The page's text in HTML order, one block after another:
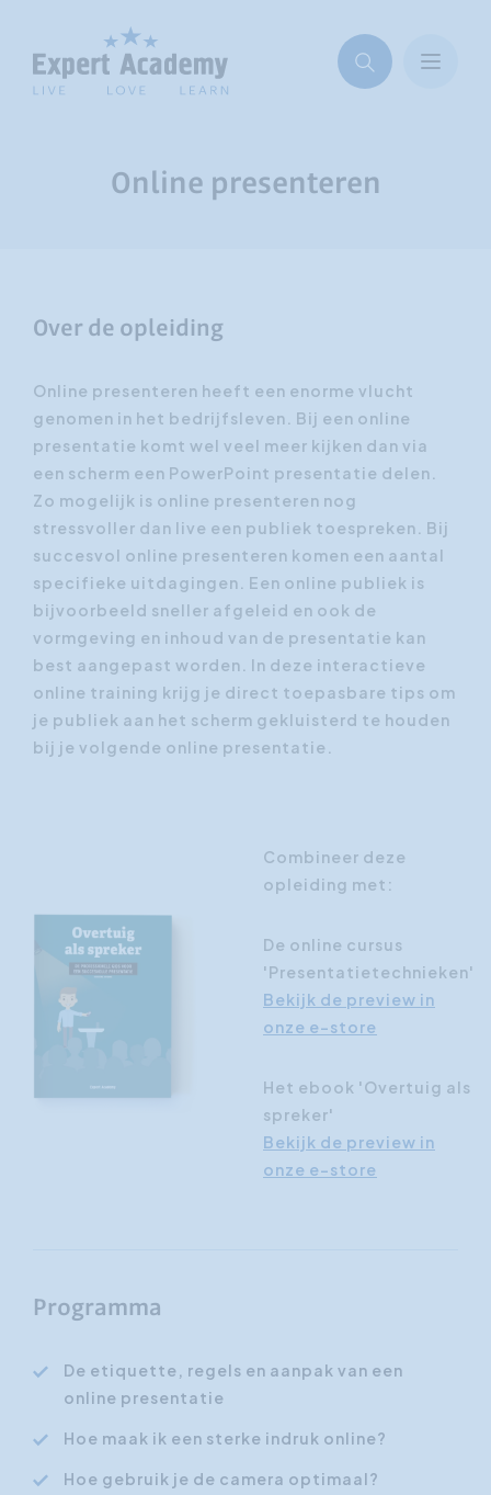
Online presenteren
Over de opleiding
Online presenteren heeft een enorme vlucht
genomen in het bedrijfsleven. Bij een online
presentatie komt wel veel meer kijken dan via
een scherm een PowerPoint presentatie delen.
Zo mogelijk is online presenteren nog
stressvoller dan live een publiek toespreken. Bij
succesvol online presenteren komen een aantal
specifieke uitdagingen. Een online publiek is
bijvoorbeeld sneller afgeleid en ook de
vormgeving en inhoud van de presentatie kan
best aangepast worden. In deze interactieve
online training krijg je direct toepasbare tips om
je publiek aan het scherm gekluisterd te houden
bij je volgende online presentatie.
Combineer deze
opleiding met:
De online cursus
'Presentatietechnieken'
Bekijk de preview in
onze e-store
Het ebook 'Overtuig als
spreker'
Bekijk de preview in
onze e-store
Programma
De etiquette, regels en aanpak van een
online presentatie
Hoe maak ik een sterke indruk online?
Hoe gebruik je de camera optimaal?